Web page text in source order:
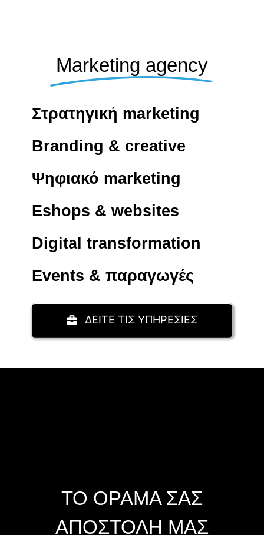
Marketing agency
Στρατηγική marketing
Branding & creative
Ψηφιακό marketing
Eshops & websites
Digital transformation
Events & παραγωγές
ΔΕΙΤΕ ΤΙΣ ΥΠΗΡΕΣΙΕΣ
ΤΟ ΟΡΑΜΑ ΣΑΣ
ΑΠΟΣΤΟΛΗ ΜΑΣ